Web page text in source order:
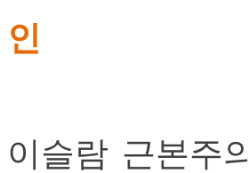
인
이슬람 근본주